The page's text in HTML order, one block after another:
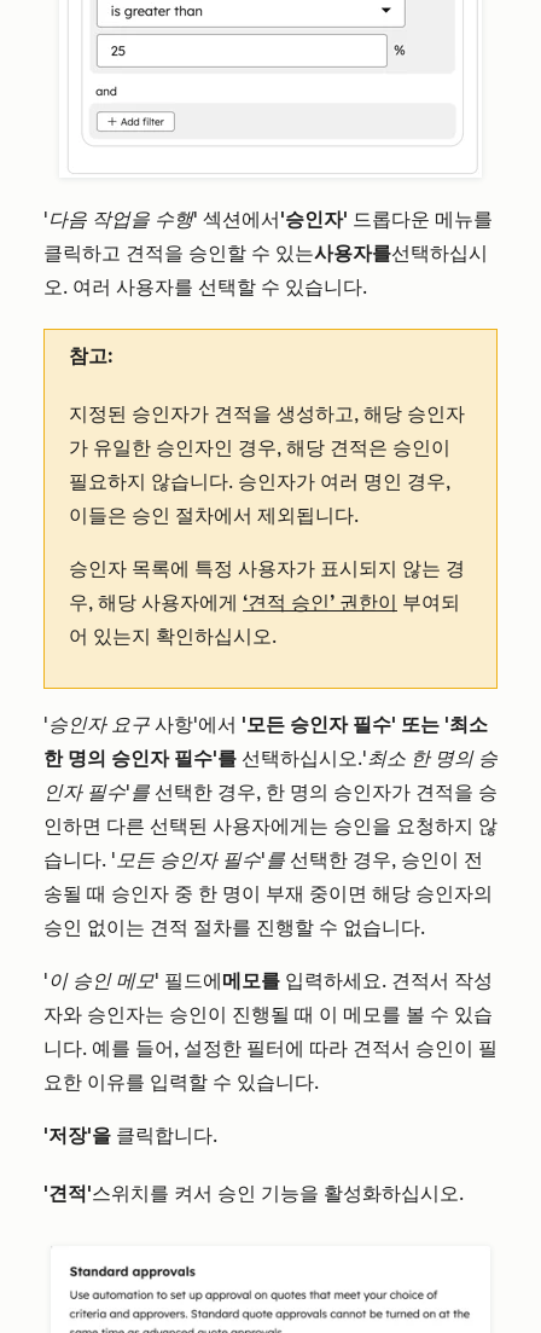
'다음 작업을 수행' 섹션에서'승인자' 드롭다운 메뉴를
클릭하고 견적을 승인할 수 있는사용자를선택하십시
오. 여러 사용자를 선택할 수 있습니다.
참고:
지정된 승인자가 견적을 생성하고, 해당 승인자
가 유일한 승인자인 경우, 해당 견적은 승인이
필요하지 않습니다. 승인자가 여러 명인 경우,
이들은 승인 절차에서 제외됩니다.
승인자 목록에 특정 사용자가 표시되지 않는 경
우, 해당 사용자에게 ‘견적 승인’ 권한이 부여되
어 있는지 확인하십시오.
'승인자 요구 사항'에서 '모든 승인자 필수' 또는 '최소
한 명의 승인자 필수'를 선택하십시오.'최소 한 명의 승
인자 필수'를 선택한 경우, 한 명의 승인자가 견적을 승
인하면 다른 선택된 사용자에게는 승인을 요청하지 않
습니다. '모든 승인자 필수'를 선택한 경우, 승인이 전
송될 때 승인자 중 한 명이 부재 중이면 해당 승인자의
승인 없이는 견적 절차를 진행할 수 없습니다.
'이 승인 메모' 필드에메모를 입력하세요. 견적서 작성
자와 승인자는 승인이 진행될 때 이 메모를 볼 수 있습
니다. 예를 들어, 설정한 필터에 따라 견적서 승인이 필
요한 이유를 입력할 수 있습니다.
'저장'을 클릭합니다.
'견적'스위치를 켜서 승인 기능을 활성화하십시오.